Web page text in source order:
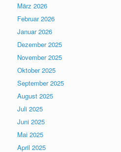
März 2026
Februar 2026
Januar 2026
Dezember 2025
November 2025
Oktober 2025
September 2025
August 2025
Juli 2025
Juni 2025
Mai 2025
April 2025